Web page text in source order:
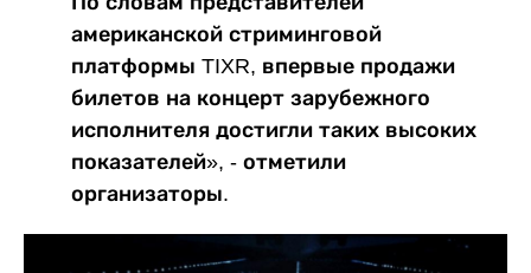
американской стриминговой
платформы TIXR, впервые продажи
билетов на концерт зарубежного
исполнителя достигли таких высоких
показателей», - отметили
организаторы.